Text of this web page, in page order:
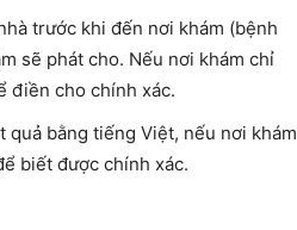
trước khi đến nơi khám (bệnh
sẽ phát cho. Nếu nơi khám chỉ
điền cho chính xác.
quả bằng tiếng Việt, nếu nơi khám
biết được chính xác.